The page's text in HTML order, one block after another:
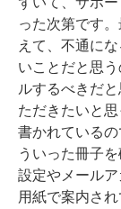
った次第です
えて、不通に
いことだと思
ルするべきだ
ただきたいと
書かれている
ういった冊子
設定やメール
用紙で案内さ